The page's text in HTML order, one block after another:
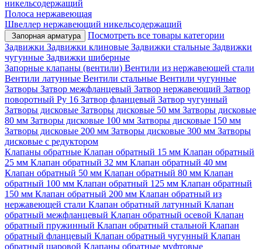
никельсодержащий
Полоса нержавеющая
Швеллер нержавеющий никельсодержащий
Запорная арматура
Посмотреть все товары категории
Задвижки Задвижки клиновые Задвижки стальные Задвижки
чугунные Задвижки шиберные
Запорные клапаны (вентили) Вентили из нержавеющей стали
Вентили латунные Вентили стальные Вентили чугунные
Затворы Затвор межфланцевый Затвор нержавеющий Затвор
поворотный Ру 16 Затвор фланцевый Затвор чугунный
Затворы дисковые Затворы дисковые 50 мм Затворы дисковые
80 мм Затворы дисковые 100 мм Затворы дисковые 150 мм
Затворы дисковые 200 мм Затворы дисковые 300 мм Затворы
дисковые с редуктором
Клапаны обратные Клапан обратный 15 мм Клапан обратный
25 мм Клапан обратный 32 мм Клапан обратный 40 мм
Клапан обратный 50 мм Клапан обратный 80 мм Клапан
обратный 100 мм Клапан обратный 125 мм Клапан обратный
150 мм Клапан обратный 200 мм Клапан обратный из
нержавеющей стали Клапан обратный латунный Клапан
обратный межфланцевый Клапан обратный осевой Клапан
обратный пружинный Клапан обратный стальной Клапан
обратный фланцевый Клапан обратный чугунный Клапан
обратный шаровой Клапаны обратные муфтовые